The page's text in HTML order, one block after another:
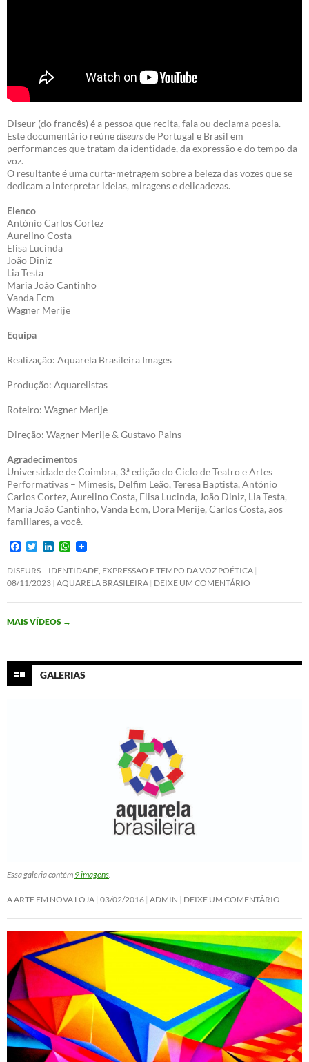
Diseur (do francês) é a pessoa que recita, fala ou declama poesia.
Este documentário reúnediseursde Portugal e Brasil em
performances que tratam da identidade, da expressão e do tempo da
voz.
O resultante é uma curta-metragem sobre a beleza das vozes que se
dedicam a interpretar ideias, miragens e delicadezas.
Elenco
António Carlos Cortez
Aurelino Costa
Elisa Lucinda
João Diniz
Lia Testa
Maria João Cantinho
Vanda Ecm
Wagner Merije
Equipa
Realização: Aquarela Brasileira Images
Produção: Aquarelistas
Roteiro: Wagner Merije
Direção: Wagner Merije & Gustavo Pains
Agradecimentos
Universidade de Coimbra, 3.ª edição do Ciclo de Teatro e Artes
Performativas – Mimesis, Delfim Leão, Teresa Baptista, António
Carlos Cortez, Aurelino Costa, Elisa Lucinda, João Diniz, Lia Testa,
Maria João Cantinho, Vanda Ecm, Dora Merije, Carlos Costa, aos
familiares, a você.
F
c
e
o
k
T
i
t
e
n
k
d
n
W
a
t
A
DISEURS – IDENTIDADE, EXPRESSÃO E TEMPO DA VOZ POÉTICA
08/11/2023 AQUARELA BRASILEIRA DEIXE UM COMENTÁRIO
MAIS VÍDEOS →
GALERIAS
Essa galeria contém 9 imagens.
A ARTE EM NOVA LOJA 03/02/2016 ADMIN DEIXE UM COMENTÁRIO